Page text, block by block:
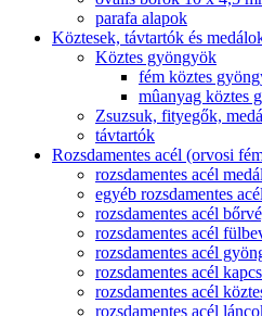
parafa alapok
Köztesek, távtartók és
Köztes gyöngyök
fém köztes
mûanyag köztes
Zsuzsuk, fityegők,
távtartók
Rozsdamentes acél (orvosi
rozsdamentes acél
egyéb rozsdamentes
rozsdamentes acél
rozsdamentes acél
rozsdamentes acél
rozsdamentes acél
rozsdamentes acél
rozsdamentes acél